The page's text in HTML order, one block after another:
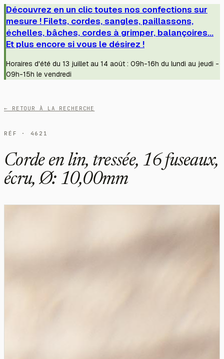
Découvrez en un clic toutes nos confections sur
mesure ! Filets, cordes, sangles, paillassons,
échelles, bâches, cordes à grimper, balançoires...
Et plus encore si vous le désirez !
Horaires d'été du 13 juillet au 14 août : 09h-16h du lundi au jeudi -
09h-15h le vendredi
← RETOUR À LA RECHERCHE
RÉF · 4621
Corde en lin, tressée, 16 fuseaux,
écru, Ø: 10,00mm